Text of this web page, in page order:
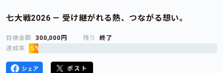
七大戦2026 ― 受け継がれる熱、つながる想い。
目標金額 300,000円 残り
終了
達成率
5%